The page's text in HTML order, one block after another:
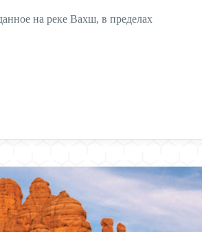
на реке Вахш, в пределах